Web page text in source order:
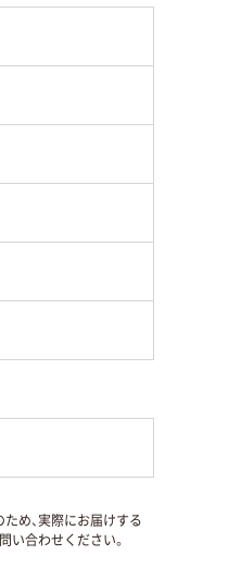
め、実際にお届けする
い合わせください。